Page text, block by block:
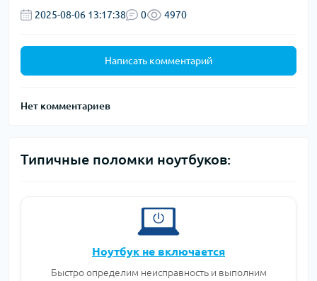
2025-08-06 13:17:38 0 4970
Написать комментарий
Нет комментариев
Типичные поломки ноутбуков:
Ноутбук не включается
Быстро определим неисправность и выполним